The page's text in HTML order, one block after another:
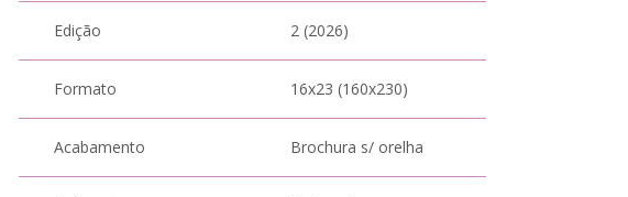
Edição 2 (2026)
Formato 16x23 (160x230)
Acabamento Brochura s/ orelha